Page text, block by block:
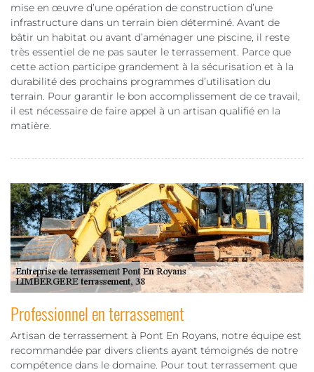
mise en œuvre d’une opération de construction d’une
infrastructure dans un terrain bien déterminé. Avant de
bâtir un habitat ou avant d’aménager une piscine, il reste
très essentiel de ne pas sauter le terrassement. Parce que
cette action participe grandement à la sécurisation et à la
durabilité des prochains programmes d’utilisation du
terrain. Pour garantir le bon accomplissement de ce travail,
il est nécessaire de faire appel à un artisan qualifié en la
matière.
Professionnel en terrassement
Artisan de terrassement à Pont En Royans, notre équipe est
recommandée par divers clients ayant témoignés de notre
compétence dans le domaine. Pour tout terrassement que